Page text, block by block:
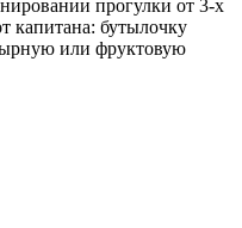
прогулки от 3-х
капитана: бутылочку
или фруктовую